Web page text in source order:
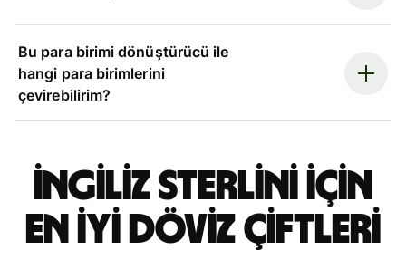
Bu para birimi dönüştürücü ile
hangi para birimlerini
çevirebilirim?
İngiliz sterlini için
en iyi döviz çiftleri